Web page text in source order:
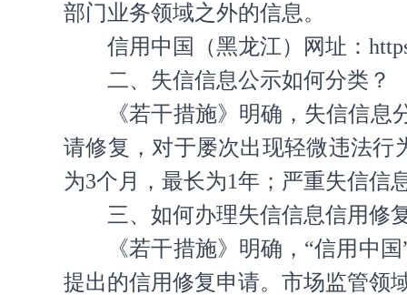
部门业务领域之外的信息。
信用中国（黑龙江）网址：
二、失信信息公示如何分类？
《若干措施》明确，失信信
请修复，对于屡次出现轻微违法行
为3个月，最长为1年；严重失信信
三、如何办理失信信息信用修
《若干措施》明确，“信用中
提出的信用修复申请。市场监管领